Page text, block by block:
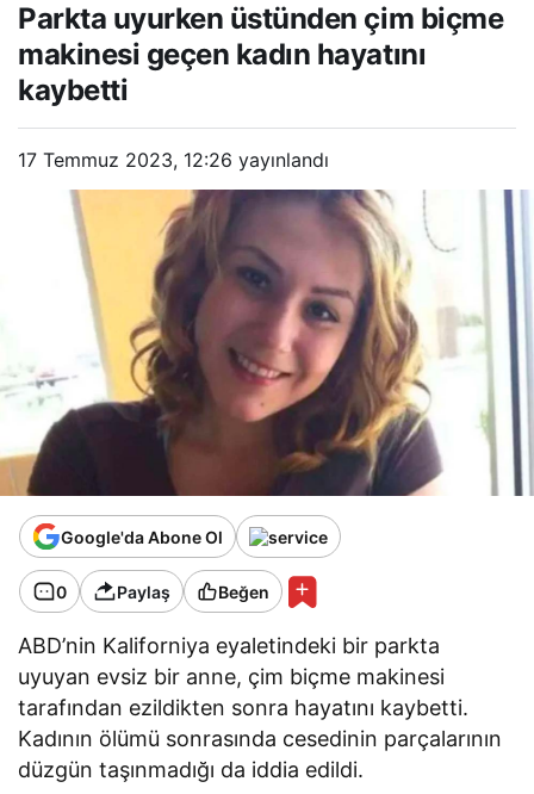
kadın hayatını kaybetti
Parkta uyurken üstünden çim biçme
makinesi geçen kadın hayatını
kaybetti
17 Temmuz 2023, 12:26 yayınlandı
Google'da Abone Ol
0 Paylaş Beğen
ABD’nin Kaliforniya eyaletindeki bir parkta
uyuyan evsiz bir anne, çim biçme makinesi
tarafından ezildikten sonra hayatını kaybetti.
Kadının ölümü sonrasında cesedinin parçalarının
düzgün taşınmadığı da iddia edildi.